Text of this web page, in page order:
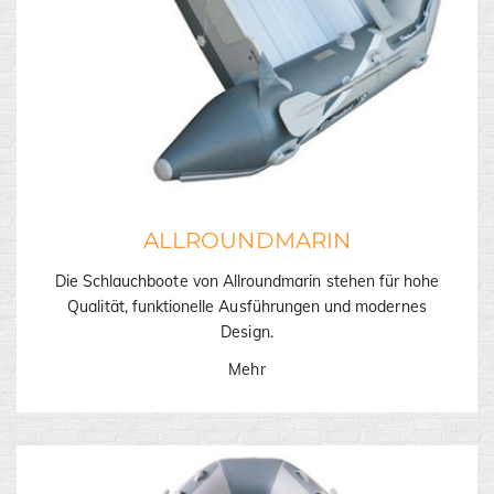
ALLROUNDMARIN
Die Schlauchboote von Allroundmarin stehen für hohe
Qualität, funktionelle Ausführungen und modernes
Design.
Mehr